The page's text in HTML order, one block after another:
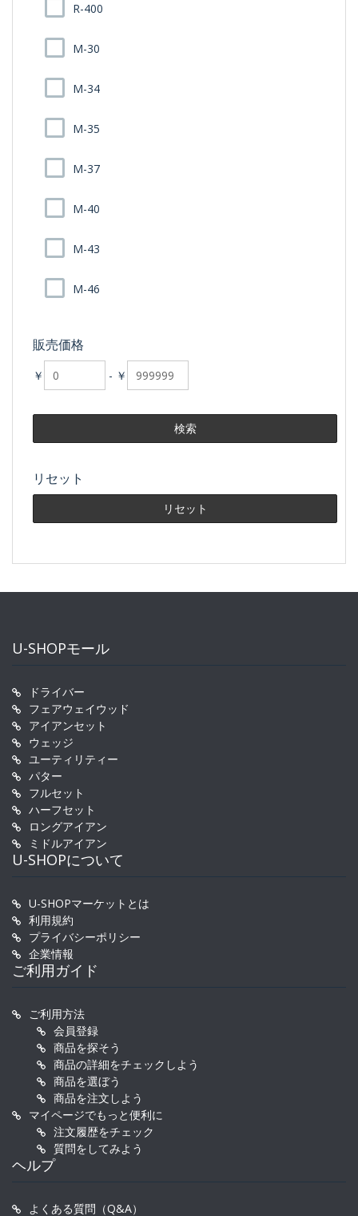
R-400
M-30
M-34
M-35
M-37
M-40
M-43
M-46
販売価格
￥ - ￥
リセット
U-SHOPモール
ドライバー
フェアウェイウッド
アイアンセット
ウェッジ
ユーティリティー
パター
フルセット
ハーフセット
ロングアイアン
ミドルアイアン
U-SHOPについて
U-SHOPマーケットとは
利用規約
プライバシーポリシー
企業情報
ご利用ガイド
ご利用方法
会員登録
商品を探そう
商品の詳細をチェックしよう
商品を選ぼう
商品を注文しよう
マイページでもっと便利に
注文履歴をチェック
質問をしてみよう
ヘルプ
よくある質問（Q&A）